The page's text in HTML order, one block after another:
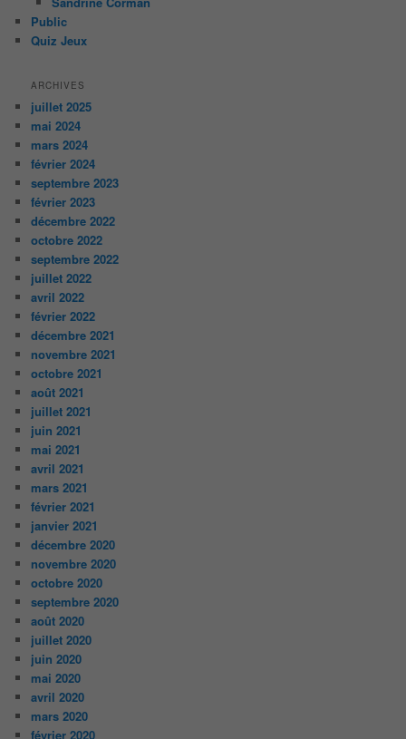
Public
Quiz Jeux
ARCHIVES
juillet 2025
mai 2024
mars 2024
février 2024
septembre 2023
février 2023
décembre 2022
octobre 2022
septembre 2022
juillet 2022
avril 2022
février 2022
décembre 2021
novembre 2021
octobre 2021
août 2021
juillet 2021
juin 2021
mai 2021
avril 2021
mars 2021
février 2021
janvier 2021
décembre 2020
novembre 2020
octobre 2020
septembre 2020
août 2020
juillet 2020
juin 2020
mai 2020
avril 2020
mars 2020
février 2020